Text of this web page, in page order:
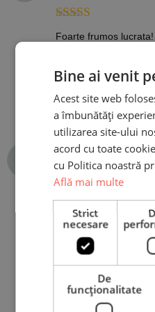
Evaluat la
din 5
Foarte frumos lucrata!
Melinda
Cumpărător PrintBox
Evaluat la
din 5
Sunt foarte multumita.
Bine ai venit
Acest site web
a îmbunătăți
utilizarea site-ului
acord cu toate
cu Politica noastră
Află mai multe
Strict
necesare
De
funcţionalitate